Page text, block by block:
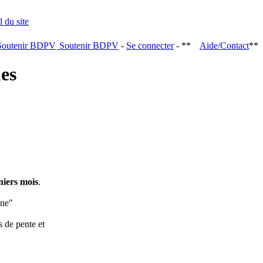
Soutenir BDPV - Se connecter- ** Aide/Contact**
mois.
de pente et